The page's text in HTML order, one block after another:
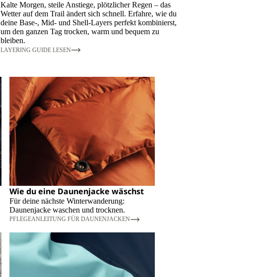
Kalte Morgen, steile Anstiege, plötzlicher Regen – das
Wetter auf dem Trail ändert sich schnell. Erfahre, wie du
deine Base-, Mid- und Shell-Layers perfekt kombinierst,
um den ganzen Tag trocken, warm und bequem zu
bleiben.
LAYERING GUIDE LESEN
Wie du eine Daunenjacke wäschst
Für deine nächste Winterwanderung:
Daunenjacke waschen und trocknen.
PFLEGEANLEITUNG FÜR DAUNENJACKEN